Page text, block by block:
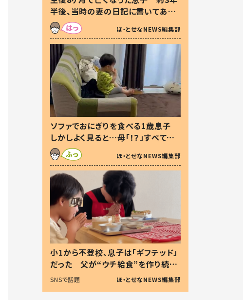
半後、当時の妻の日記に書いてあっ
た本音とは
ほ・とせなNEWS編集部
ソファでおにぎりを食べる1歳息子
しかしよく見ると…母「！？」すべてを
察した母の投稿に「可愛いから許
す！」「現行犯〜」
ほ・とせなNEWS編集部
小1から不登校、息子は「ギフテッド」
だった 父が“ウチ給食”を作り続け
る理由とは #令和の親 #令和の子
SNSで話題 ほ・とせなNEWS編集部